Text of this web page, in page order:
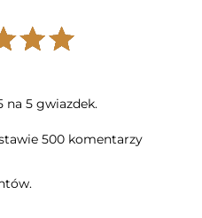
na 5 gwiazdek.
500 komentarzy